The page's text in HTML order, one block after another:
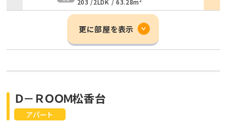
203 /2LDK / 63.28m²
更に部屋を表示
アパート
Ｄ－ＲＯＯＭ松香台